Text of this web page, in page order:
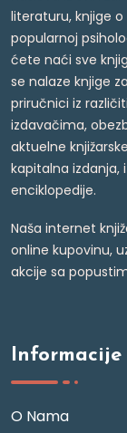
literaturu, knjige
popularnoj
ćete naći sve
se nalaze knjige
priručnici iz
izdavačima,
aktuelne
kapitalna
enciklopedije.
Naša internet
online kupovinu,
akcije sa
Informacije
O Nama